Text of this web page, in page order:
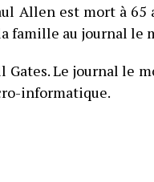
Allen est mort à 65
famille au journal le
Le journal le
informatique.